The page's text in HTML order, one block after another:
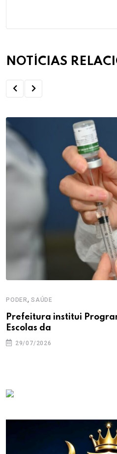
NOTÍCIAS
PODER, SAÚDE
Prefeitura institui
Escolas da
29/07/2026